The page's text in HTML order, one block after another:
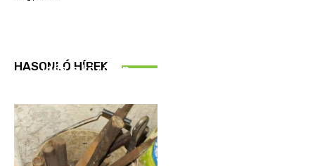
HASONLÓ HÍREK
Idén is közösen